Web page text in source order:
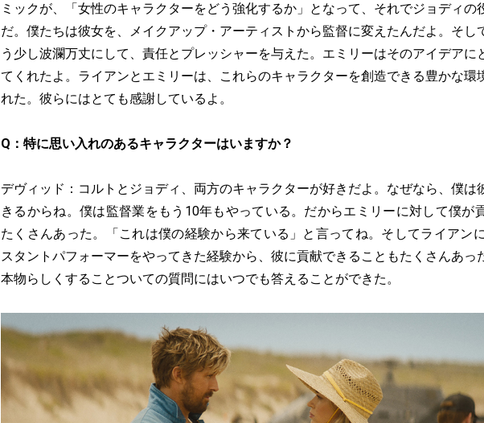
ミックが、「女性のキャラクターをどう強化するか」となって、それでジョディの
だ。僕たちは彼女を、メイクアップ・アーティストから監督に変えたんだよ。そし
う少し波瀾万丈にして、責任とプレッシャーを与えた。エミリーはそのアイデアに
てくれたよ。ライアンとエミリーは、これらのキャラクターを創造できる豊かな環
れた。彼らにはとても感謝しているよ。
Q：特に思い入れのあるキャラクターはいますか？
デヴィッド：コルトとジョディ、両方のキャラクターが好きだよ。なぜなら、僕は
きるからね。僕は監督業をもう10年もやっている。だからエミリーに対して僕が
たくさんあった。「これは僕の経験から来ている」と言ってね。そしてライアン
スタントパフォーマーをやってきた経験から、彼に貢献できることもたくさんあっ
本物らしくすることついての質問にはいつでも答えることができた。